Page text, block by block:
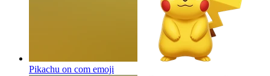
Pikachu on com emoji